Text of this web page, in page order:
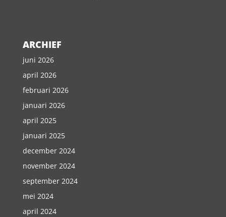
ARCHIEF
juni 2026
april 2026
februari 2026
januari 2026
april 2025
januari 2025
december 2024
november 2024
september 2024
mei 2024
april 2024